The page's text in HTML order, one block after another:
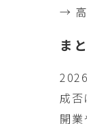
→ 高
ま
成否
開